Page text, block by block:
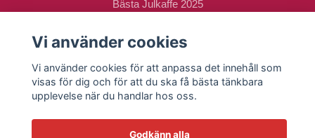
Bästa Julkaffe 2025
Vi använder cookies
Vi använder cookies för att anpassa det innehåll som
visas för dig och för att du ska få bästa tänkbara
upplevelse när du handlar hos oss.
Godkänn alla